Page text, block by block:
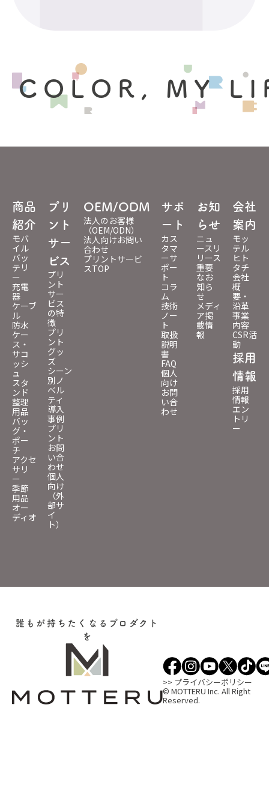
COLOR, MY
商品
紹介
モバ
イル
バッ
テリ
ー
充電
器
ケーブ
ル
防水
ケー
ス・
サコ
ッシ
ュ
スタ
ンド
整理
用品
バッ
グ・
ポー
チ
アクセ
サリ
ー
季節
用品
オー
ディオ
プリ
ント
サー
ビス
プリ
ント
サー
ビス
の特
徴
プリ
ント
グッ
ズ
シーン
別ノ
ベル
ティ
導入
事例
プリ
ント
お問
い合
わせ
個人
向け
（外
部サ
イ
ト）
OEM/ODM
法人のお客様
（OEM/ODN）
法人向けお問い
合わせ
プリントサービ
スTOP
サポ
ート
カス
タマ
ーサ
ポー
ト
コラ
ム
技術
ノー
ト
取扱
説明
書
FAQ
個人
向け
お問
い合
わせ
お知
らせ
ニュ
ースリ
リース
重要
なお
知ら
せ
メディ
ア掲
載情
報
会社
案内
モッ
テル
ヒト
タチ
会社
概
要・
沿革
事業
内容
CSR活
動
採用
情報
採用
情報
エン
トリ
ー
誰もが持ちたくなるプロダクト
を
>> プライバシーポリシー
© MOTTERU Inc. All Right
Reserved.